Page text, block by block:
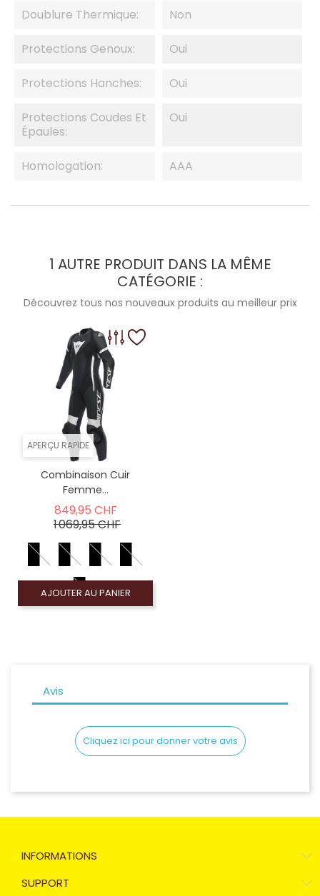
Doublure Thermique: Non
Protections Genoux: Oui
Protections Hanches: Oui
Protections Coudes Et
Épaules:
Oui
Homologation: AAA
1 AUTRE PRODUIT DANS LA MÊME
CATÉGORIE :
Découvrez tous nos nouveaux produits au meilleur prix
APERÇU RAPIDE
Combinaison Cuir
Femme...
849,95 CHFPrix de base
1 069,95 CHFPrix
AJOUTER AU PANIER
Avis
Cliquez ici pour donner votre avis
INFORMATIONS
SUPPORT